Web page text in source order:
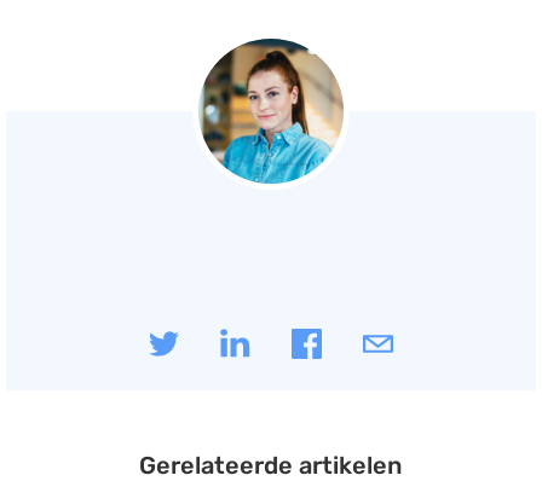
Gerelateerde artikelen